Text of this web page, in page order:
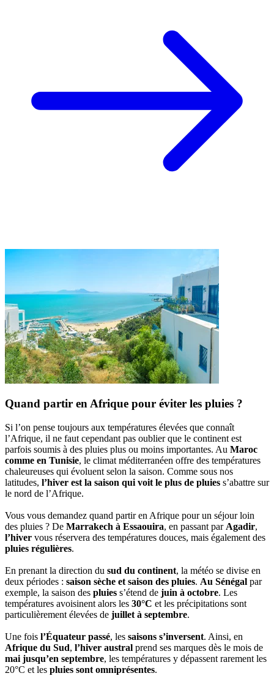
Quand partir en Afrique pour éviter les pluies ?
Si l’on pense toujours aux températures élevées que connaît
l’Afrique, il ne faut cependant pas oublier que le continent est
parfois soumis à des pluies plus ou moins importantes. Au Maroc
comme en Tunisie, le climat méditerranéen offre des températures
chaleureuses qui évoluent selon la saison. Comme sous nos
latitudes, l’hiver est la saison qui voit le plus de pluies s’abattre sur
le nord de l’Afrique.
Vous vous demandez quand partir en Afrique pour un séjour loin
des pluies ? De Marrakech à Essaouira, en passant par Agadir,
l’hiver vous réservera des températures douces, mais également des
pluies régulières.
En prenant la direction du sud du continent, la météo se divise en
deux périodes : saison sèche et saison des pluies. Au Sénégal par
exemple, la saison des pluies s’étend de juin à octobre. Les
températures avoisinent alors les 30°C et les précipitations sont
particulièrement élevées de juillet à septembre.
Une fois l’Équateur passé, les saisons s’inversent. Ainsi, en
Afrique du Sud, l’hiver austral prend ses marques dès le mois de
mai jusqu’en septembre, les températures y dépassent rarement les
20°C et les pluies sont omniprésentes.